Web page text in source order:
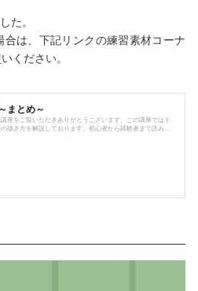
た。
は、下記リンクの練習素材コーナ
ください。
まとめ～
座をご覧いただきありがとうございます。この講座ではド
描き方を解説しております。初心者から経験者まで読みご